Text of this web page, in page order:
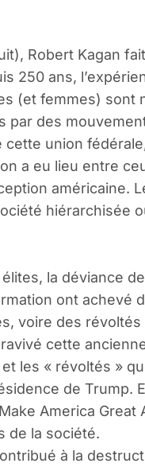
Robert Kagan
250 ans,
(et femmes) sont
des
union
a eu lieu entre
américaine.
hiérarchisée
la déviance
ont achevé
voire des
cette
les « révoltés »
de Trump.
America Great
de la société.
à la